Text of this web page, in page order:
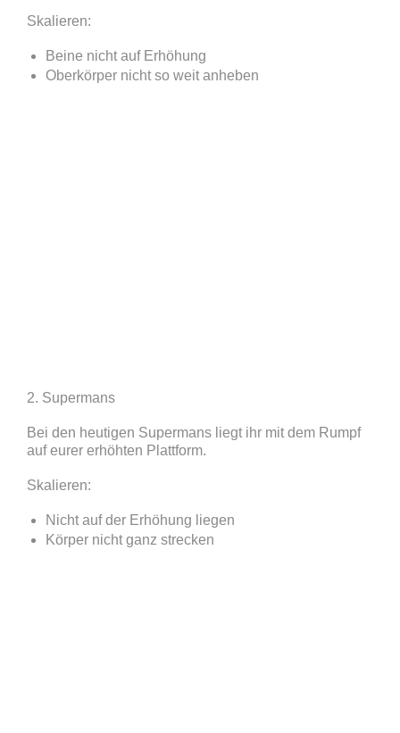
Skalieren:
Beine nicht auf Erhöhung
Oberkörper nicht so weit anheben
2. Supermans
Bei den heutigen Supermans liegt ihr mit dem Rumpf
auf eurer erhöhten Plattform.
Skalieren:
Nicht auf der Erhöhung liegen
Körper nicht ganz strecken